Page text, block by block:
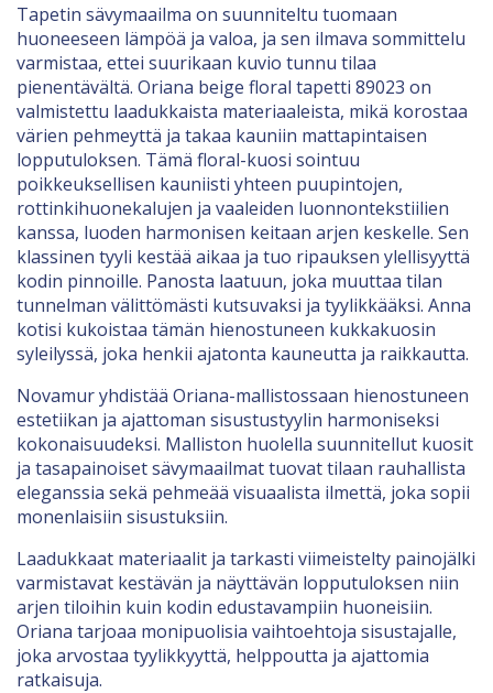
Tapetin sävymaailma on suunniteltu tuomaan
huoneeseen lämpöä ja valoa, ja sen ilmava sommittelu
varmistaa, ettei suurikaan kuvio tunnu tilaa
pienentävältä. Oriana beige floral tapetti 89023 on
valmistettu laadukkaista materiaaleista, mikä korostaa
värien pehmeyttä ja takaa kauniin mattapintaisen
lopputuloksen. Tämä floral-kuosi sointuu
poikkeuksellisen kauniisti yhteen puupintojen,
rottinkihuonekalujen ja vaaleiden luonnontekstiilien
kanssa, luoden harmonisen keitaan arjen keskelle. Sen
klassinen tyyli kestää aikaa ja tuo ripauksen ylellisyyttä
kodin pinnoille. Panosta laatuun, joka muuttaa tilan
tunnelman välittömästi kutsuvaksi ja tyylikkääksi. Anna
kotisi kukoistaa tämän hienostuneen kukkakuosin
syleilyssä, joka henkii ajatonta kauneutta ja raikkautta.
Novamur yhdistää Oriana-mallistossaan hienostuneen
estetiikan ja ajattoman sisustustyylin harmoniseksi
kokonaisuudeksi. Malliston huolella suunnitellut kuosit
ja tasapainoiset sävymaailmat tuovat tilaan rauhallista
eleganssia sekä pehmeää visuaalista ilmettä, joka sopii
monenlaisiin sisustuksiin.
Laadukkaat materiaalit ja tarkasti viimeistelty painojälki
varmistavat kestävän ja näyttävän lopputuloksen niin
arjen tiloihin kuin kodin edustavampiin huoneisiin.
Oriana tarjoaa monipuolisia vaihtoehtoja sisustajalle,
joka arvostaa tyylikkyyttä, helppoutta ja ajattomia
ratkaisuja.